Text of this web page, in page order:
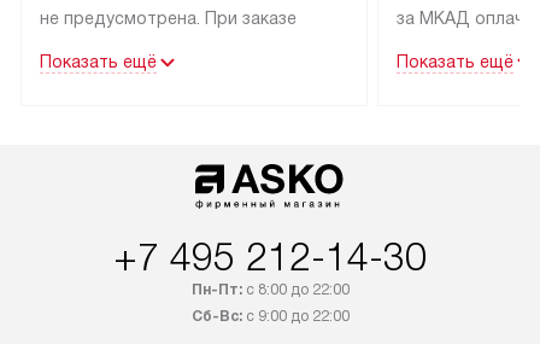
не предусмотрена. При заказе
рекомендуем обсудить
со статусом «В наличии» могут
быть отправлены покупателю
интересен товар «Под заказ»,
приобретения с менеджером сайта.
Показать ещё
за МКАД
партнера
по монтажу
Показать ещё
+7 495 212-14-30
Пн-Пт:с 8:00 до 22:00
Сб-Вс:с 9:00 до 22:00